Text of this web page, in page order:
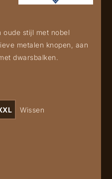
oude stijl met nobel
metalen knopen, aan
dwarsbalken.
Wissen